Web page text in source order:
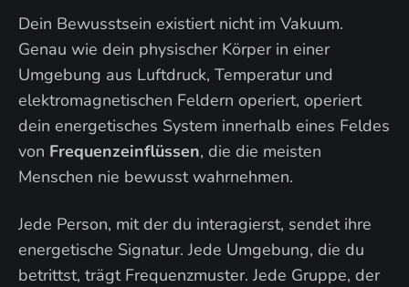
Dein Bewusstsein existiert nicht im Vakuum.
Genau wie dein physischer Körper in einer
Umgebung aus Luftdruck, Temperatur und
elektromagnetischen Feldern operiert, operiert
dein energetisches System innerhalb eines Feldes
von Frequenzeinflüssen, die die meisten
Menschen nie bewusst wahrnehmen.
Jede Person, mit der du interagierst, sendet ihre
energetische Signatur. Jede Umgebung, die du
betrittst, trägt Frequenzmuster. Jede Gruppe, der